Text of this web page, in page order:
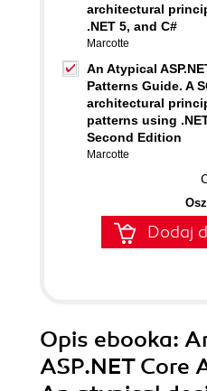
architectural
.NET 5, and C#
Marcotte
An Atypical
Patterns Guide. A
architectural
patterns using
Second Edition
Marcotte
Dodaj
Opis ebooka:
ASP.NET Core